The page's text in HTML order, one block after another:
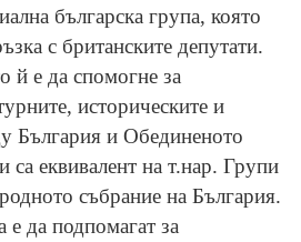
българска група, която
с британските депутати.
й е да спомогне за
историческите и
България и Обединеното
са еквивалент на т.нар. Групи
събрание на България.
е да подпомагат за